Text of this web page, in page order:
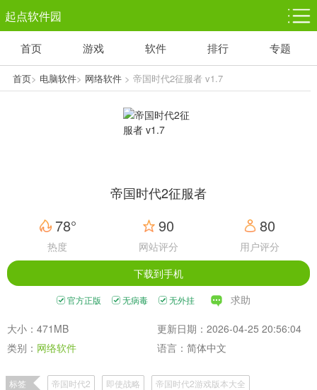
起点软件园
塔防游戏
1千+款游戏
休闲益智
1万+款游戏
体育竞技
5百+款游戏
赛车竞速
3百+款游戏
首页 游戏 软件 排行 专题
首页> 电脑软件> 网络软件> 帝国时代2征服者 v1.7
帝国时代2征服者
78°
热度
90
网站评分
80
用户评分
下载到手机
官方正版 无病毒 无外挂 求助
大小：471MB
更新日期：2026-04-25 20:56:04
类别： 网络软件 语言：简体中文
标签 帝国时代2 即使战略 帝国时代2游戏版本大全